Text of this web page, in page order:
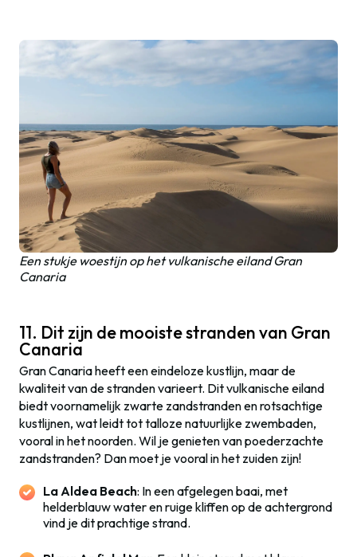
Een stukje woestijn op het vulkanische eiland Gran
Canaria
11. Dit zijn de mooiste stranden van Gran
Canaria
Gran Canaria heeft een eindeloze kustlijn, maar de
kwaliteit van de stranden varieert. Dit vulkanische eiland
biedt voornamelijk zwarte zandstranden en rotsachtige
kustlijnen, wat leidt tot talloze natuurlijke zwembaden,
vooral in het noorden. Wil je genieten van poederzachte
zandstranden? Dan moet je vooral in het zuiden zijn!
La Aldea Beach: In een afgelegen baai, met
helderblauw water en ruige kliffen op de achtergrond
vind je dit prachtige strand.